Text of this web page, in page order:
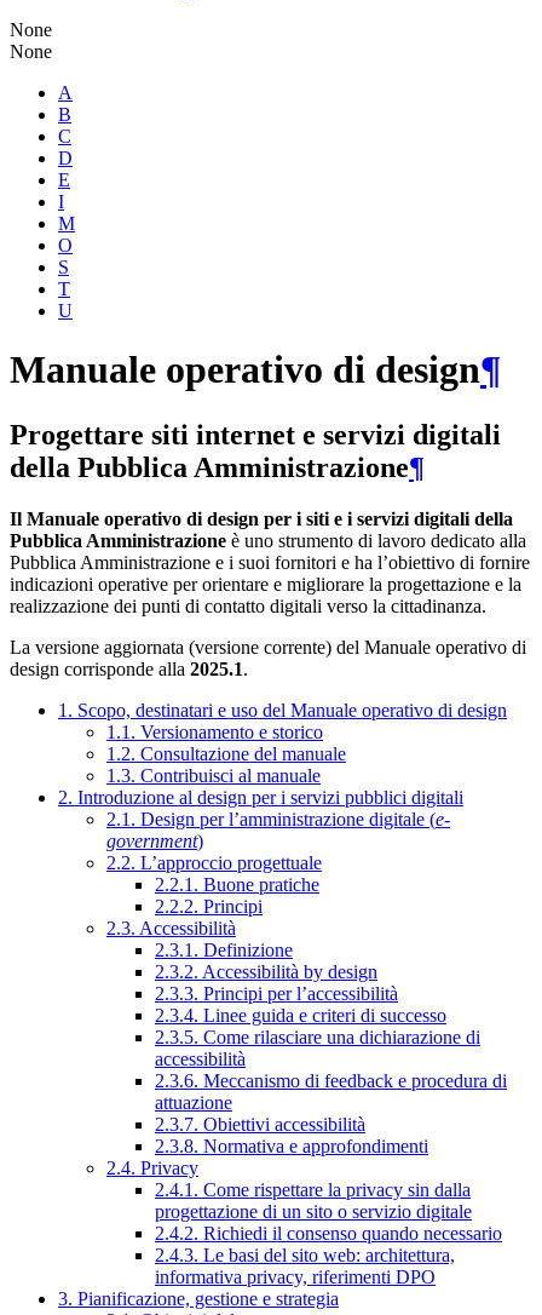
None
None
A
B
C
D
E
I
M
O
S
T
U
Manuale operativo di design¶
Progettare siti internet e servizi digitali
della Pubblica Amministrazione¶
Il Manuale operativo di design per i siti e i servizi digitali della
Pubblica Amministrazione è uno strumento di lavoro dedicato alla
Pubblica Amministrazione e i suoi fornitori e ha l’obiettivo di fornire
indicazioni operative per orientare e migliorare la progettazione e la
realizzazione dei punti di contatto digitali verso la cittadinanza.
La versione aggiornata (versione corrente) del Manuale operativo di
design corrisponde alla 2025.1.
1. Scopo, destinatari e uso del Manuale operativo di design
1.1. Versionamento e storico
1.2. Consultazione del manuale
1.3. Contribuisci al manuale
2. Introduzione al design per i servizi pubblici digitali
2.1. Design per l’amministrazione digitale (e-
government)
2.2. L’approccio progettuale
2.2.1. Buone pratiche
2.2.2. Principi
2.3. Accessibilità
2.3.1. Definizione
2.3.2. Accessibilità by design
2.3.3. Principi per l’accessibilità
2.3.4. Linee guida e criteri di successo
2.3.5. Come rilasciare una dichiarazione di
accessibilità
2.3.6. Meccanismo di feedback e procedura di
attuazione
2.3.7. Obiettivi accessibilità
2.3.8. Normativa e approfondimenti
2.4. Privacy
2.4.1. Come rispettare la privacy sin dalla
progettazione di un sito o servizio digitale
2.4.2. Richiedi il consenso quando necessario
2.4.3. Le basi del sito web: architettura,
informativa privacy, riferimenti DPO
3. Pianificazione, gestione e strategia